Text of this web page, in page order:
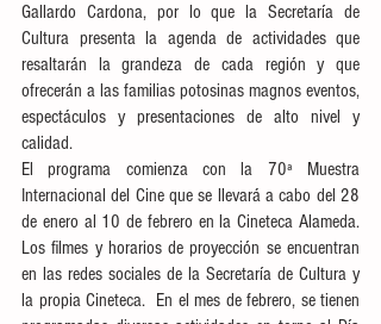
Gallardo Cardona, por lo que la Secretaría de
Cultura presenta la agenda de actividades que
resaltarán la grandeza de cada región y que
ofrecerán a las familias potosinas magnos eventos,
espectáculos y presentaciones de alto nivel y
calidad.
El programa comienza con la 70ª Muestra
Internacional del Cine que se llevará a cabo del 28
de enero al 10 de febrero en la Cineteca Alameda.
Los filmes y horarios de proyección se encuentran
en las redes sociales de la Secretaría de Cultura y
la propia Cineteca.  En el mes de febrero, se tienen